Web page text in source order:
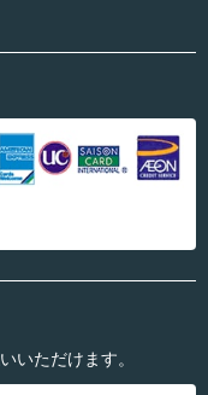
いただけます。